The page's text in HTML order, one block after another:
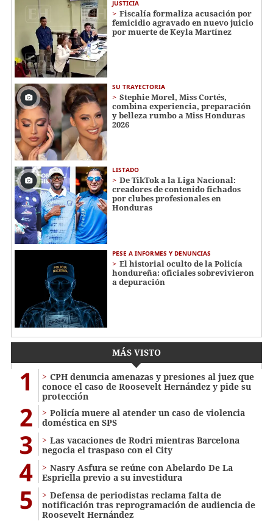
JUSTICIA
Fiscalía formaliza acusación por
femicidio agravado en nuevo juicio
por muerte de Keyla Martínez
SU TRAYECTORIA
Stephie Morel, Miss Cortés,
combina experiencia, preparación
y belleza rumbo a Miss Honduras
2026
LISTADO
De TikTok a la Liga Nacional:
creadores de contenido fichados
por clubes profesionales en
Honduras
PESE A INFORMES Y DENUNCIAS
El historial oculto de la Policía
hondureña: oficiales sobrevivieron
a depuración
MÁS VISTO
1
CPH denuncia amenazas y presiones al juez que
conoce el caso de Roosevelt Hernández y pide su
protección
2
Policía muere al atender un caso de violencia
doméstica en SPS
3
Las vacaciones de Rodri mientras Barcelona
negocia el traspaso con el City
4
Nasry Asfura se reúne con Abelardo De La
Espriella previo a su investidura
5
Defensa de periodistas reclama falta de
notificación tras reprogramación de audiencia de
Roosevelt Hernández